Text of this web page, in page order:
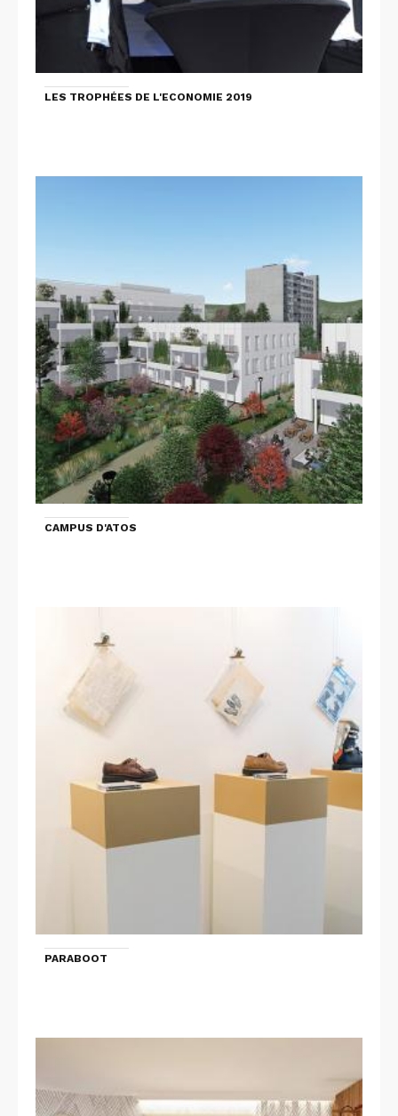
LES TROPHÉES DE L'ECONOMIE 2019
CAMPUS D'ATOS
PARABOOT